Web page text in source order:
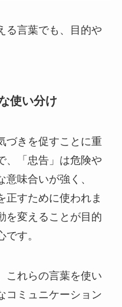
る言葉でも、目的や
使い分け
づきを促すことに重
、「忠告」は危険や
味合いが強く、
正すために使われま
を変えることが目的
す。
これらの言葉を使い
コミュニケーション